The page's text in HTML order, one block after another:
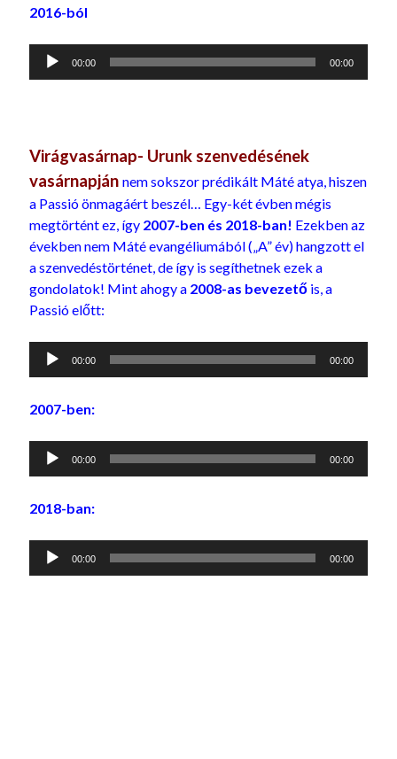
2016-ból
Audió
00:00 00:00
Virágvasárnap- Urunk szenvedésének
vasárnapjánnem sokszor prédikált Máté atya, hiszen
a Passió önmagáért beszél… Egy-két évben mégis
megtörtént ez, így 2007-ben és 2018-ban! Ezekben az
években nem Máté evangéliumából („A” év) hangzott el
a szenvedéstörténet, de így is segíthetnek ezek a
gondolatok! Mint ahogy a 2008-as bevezető is, a
Passió előtt:
Audió
00:00 00:00
2007-ben:
Audió
00:00 00:00
2018-ban:
Audió
00:00 00:00